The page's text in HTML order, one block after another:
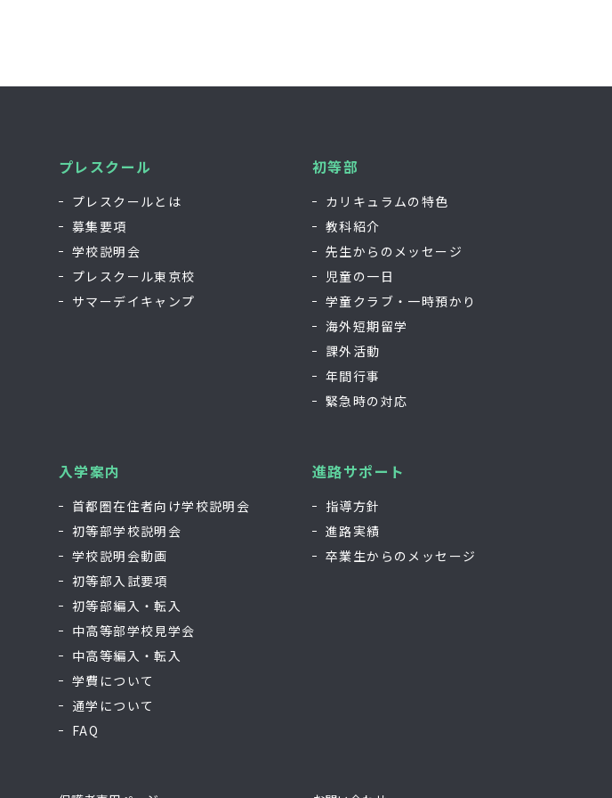
プレスクール
プレスクールとは
募集要項
学校説明会
プレスクール東京校
サマーデイキャンプ
初等部
カリキュラムの特色
教科紹介
先生からのメッセージ
児童の一日
学童クラブ・一時預かり
海外短期留学
課外活動
年間行事
緊急時の対応
入学案内
首都圏在住者向け学校説明会
初等部学校説明会
学校説明会動画
初等部入試要項
初等部編入・転入
中高等部学校見学会
中高等編入・転入
学費について
通学について
FAQ
進路サポート
指導方針
進路実績
卒業生からのメッセージ